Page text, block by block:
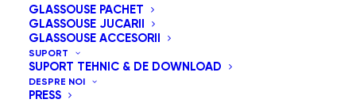
GLASSOUSE PACHET
GLASSOUSE JUCARII
GLASSOUSE ACCESORII
SUPORT
SUPORT TEHNIC & DE DOWNLOAD
DESPRE NOI
PRESS
Sortare implicită
Sortează după cele mai recente
Sortează după preț: de la mare la mic